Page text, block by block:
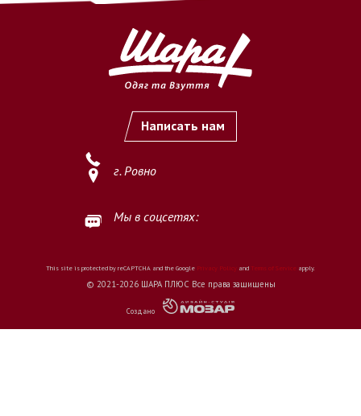
Написать нам
г. Ровно
Мы в соцсетях:
This site is protected by reCAPTCHA and the Google Privacy Policy and Terms of Service apply.
© 2021-2026 ШАРА ПЛЮС Все права защищены
Создано